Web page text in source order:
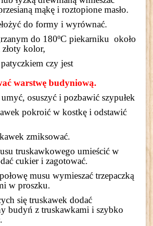
mąkę i roztopione masło.
do formy i wyrównać.
do 180ºC piekarniku około
kolor,
czy jest
warstwę budyniową.
osuszyć i pozbawić szypułek
pokroić w kostkę i odstawić
zmiksować.
truskawkowego umieścić w
cukier i zagotować.
musu wymieszać trzepaczką
w proszku.
się truskawek dodać
budyń z truskawkami i szybko